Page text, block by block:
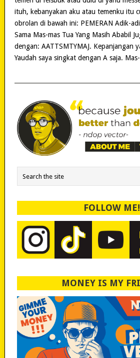
ituh, kebanyakan aku atau temenku itu
obrolan di bawah ini: PEMERAN Adik-
Sama Mas-mas Tua Yang Masih Ababil
dengan: AATTSMTYMAJ. Kepanjangan
Yaudah saya singkat dengan A saja.
FOLLOW ME!
MONEY IS MY